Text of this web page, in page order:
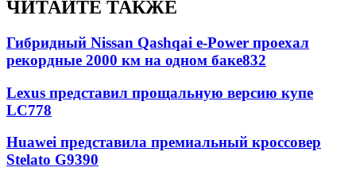
ЧИТАЙТЕ ТАКЖЕ
Гибридный Nissan Qashqai e-Power проехал
рекордные 2000 км на одном баке832
Lexus представил прощальную версию купе
LC778
Huawei представила премиальный кроссовер
Stelato G9390